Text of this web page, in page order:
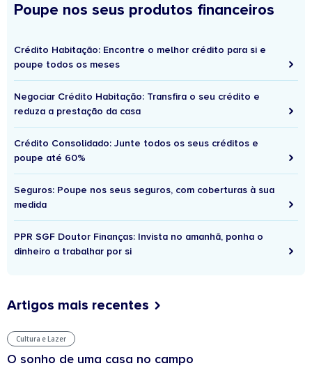
Poupe nos seus produtos financeiros
Crédito Habitação: Encontre o melhor crédito para si e
poupe todos os meses
Negociar Crédito Habitação: Transfira o seu crédito e
reduza a prestação da casa
Crédito Consolidado: Junte todos os seus créditos e
poupe até 60%
Seguros: Poupe nos seus seguros, com coberturas à sua
medida
PPR SGF Doutor Finanças: Invista no amanhã, ponha o
dinheiro a trabalhar por si
Artigos mais recentes
Cultura e Lazer
O sonho de uma casa no campo